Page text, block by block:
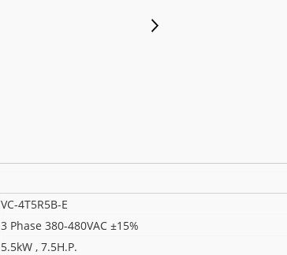
VC-4T5R5B-E
3 Phase 380-480VAC ±15%
5.5kW , 7.5H.P.